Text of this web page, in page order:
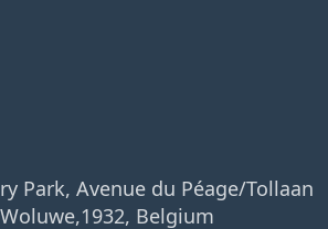
Park, Avenue du Péage/Tollaan
Belgium